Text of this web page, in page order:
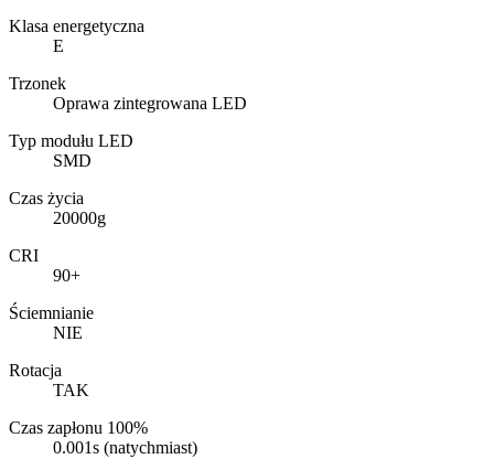
Klasa energetyczna
E
Trzonek
Oprawa zintegrowana LED
Typ modułu LED
SMD
Czas życia
20000g
CRI
90+
Ściemnianie
NIE
Rotacja
TAK
Czas zapłonu 100%
0.001s (natychmiast)